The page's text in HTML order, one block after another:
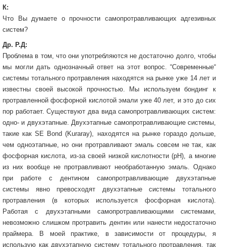
К:
Что Вы думаете о прочности самопротравливающих адгезивных
систем?
Др. Р.Д:
Проблема в том, что они употребляются не достаточно долго, чтобы
мы могли дать однозначный ответ на этот вопрос. “Современные“
системы тотального протравления находятся на рынке уже 14 лет и
известны своей высокой прочностью. Мы используем бондинг к
протравленной фосфорной кислотой эмали уже 40 лет, и это до сих
пор работает. Существуют два вида самопротравливающих систем:
одно- и двухэтапные. Двухэтапные самопротравливающие системы,
такие как SE Bond (Kuraray), находятся на рынке гораздо дольше,
чем одноэтапные, но они протравливают эмаль совсем не так, как
фосфорная кислота, из-за своей низкой кислотности (рН), а многие
из них вообще не протравливают необработанную эмаль. Однако
при работе с дентином самопротравливающие двухэтапные
системы явно превосходят двухэтапные системы тотального
протравления (в которых используется фосфорная кислота).
Работая с двухэтапными самопротравливающими системами,
невозможно слишком протравить дентин или нанести недостаточно
праймера. В моей практике, в зависимости от процедуры, я
использую как двухэтапную систему тотального протравления, так